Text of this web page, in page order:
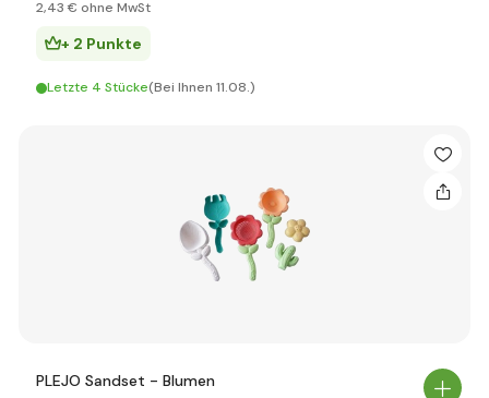
2,43 € ohne MwSt
+ 2 Punkte
Letzte 4 Stücke(Bei Ihnen 11.08.)
PLEJO Sandset - Blumen